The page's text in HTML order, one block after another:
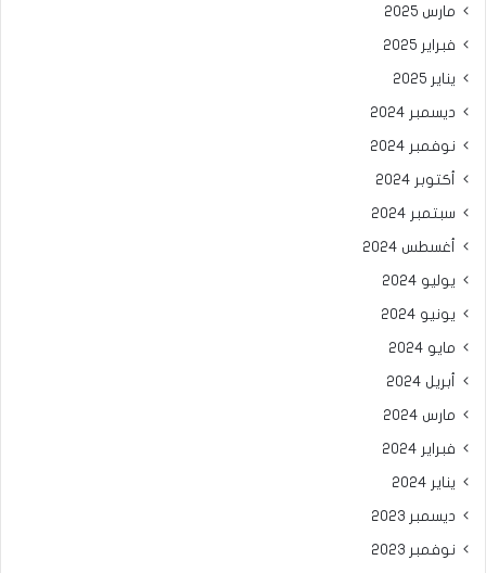
مارس 2025
فبراير 2025
يناير 2025
ديسمبر 2024
نوفمبر 2024
أكتوبر 2024
سبتمبر 2024
أغسطس 2024
يوليو 2024
يونيو 2024
مايو 2024
أبريل 2024
مارس 2024
فبراير 2024
يناير 2024
ديسمبر 2023
نوفمبر 2023